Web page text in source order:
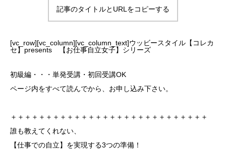
記事のタイトルとURLをコピーする
[vc_row][vc_column][vc_column_text]ウッビースタイル【コレカ
セ】presents 【お仕事自立女子】シリーズ
初級編・・・単発受講・初回受講OK
ページ内をすべて読んでから、お申し込み下さい。
＋＋＋＋＋＋＋＋＋＋＋＋＋＋＋＋＋＋＋＋＋＋＋＋＋＋＋＋
誰も教えてくれない、
【仕事での自立】を実現する3つの準備！